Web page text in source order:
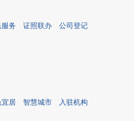
务 证照联办
公司登记
宜居 智慧城市 入驻机构